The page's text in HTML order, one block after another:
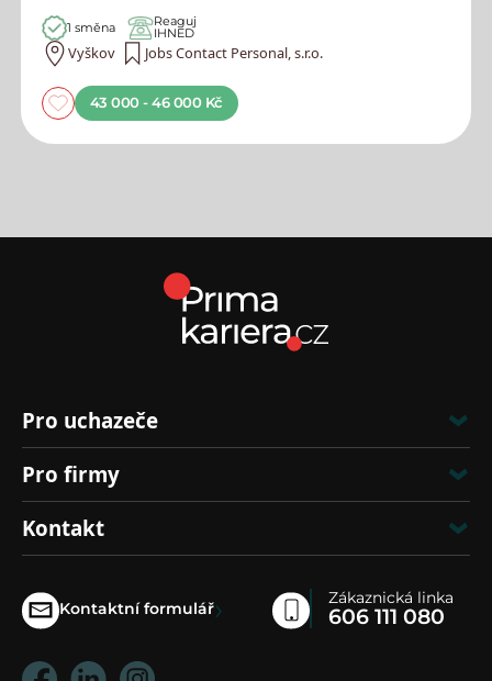
1 směna Reaguj
IHNED
Vyškov Jobs Contact Personal, s.r.o.
43 000 - 46 000 Kč
Pro uchazeče
Pro firmy
Kontakt
Kontaktní formulář› Zákaznická linka
606 111 080